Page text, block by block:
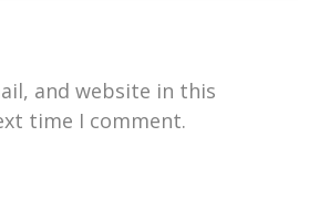
and website in this
time I comment.